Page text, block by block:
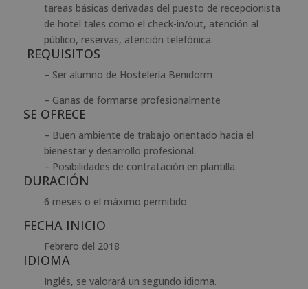
tareas básicas derivadas del puesto de recepcionista
de hotel tales como el check-in/out, atención al
público, reservas, atención telefónica.
REQUISITOS
– Ser alumno de Hostelería Benidorm
– Ganas de formarse profesionalmente
SE OFRECE
– Buen ambiente de trabajo orientado hacia el
bienestar y desarrollo profesional.
– Posibilidades de contratación en plantilla.
DURACIÓN
6 meses o el máximo permitido
FECHA INICIO
Febrero del 2018
IDIOMA
Inglés, se valorará un segundo idioma.